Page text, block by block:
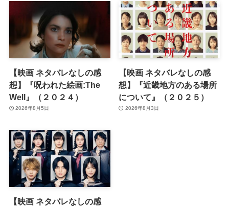
【映画 ネタバレなしの感
想】『呪われた絵画:The
Well』（２０２４）
2026年8月5日
【映画 ネタバレなしの感
想】『近畿地方のある場所
について』（２０２５）
2026年8月3日
【映画 ネタバレなしの感